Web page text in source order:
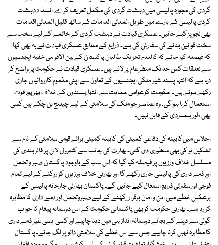
گردی کی مجوزہ پالیسی میں دہشت گردی کی مکمل تعریف کرے، انسداد دہشت
گردی پالیسی کے بارے میں طویل المدتی اقدامات کے ساتھ قلیل المدتی اقدامات
بھی تجویز کیے جائیں۔ عسکری قیادت نے دہشت گردی کے خاتمے کے لیے سخت سے
سخت قوانین بنانے کی سفارش کی ہے۔ ذرایع کے مطابق عسکری قیادت نے یہ بھی کہا
کہ فیصلہ کیا جائے کہ کالعدم تحریک طالبان پاکستان کے بین الاقوامی خفیہ ایجنسیوں
سے تعلقات کس حد تک منظرعام پر لانے ہیں۔ عسکری قیادت نے حکومت پر واضح کر
دیا ہے کہ انتہا پسند غیر ملکی ایجنسیوں کے تعاون سے اپنی مذموم کارروائیاں جاری
رکھے ہوئے ہیں۔ حکومت کو عوامی حمایت سے انتہا پسندوں کے خلاف بھرپور قوت
استعمال کرنا ہو گی۔ وہ عناصر جو ملک کی سلامتی کے لیے چیلنج بن چکے ہیں کسی
بھی طور ہمدردی کے قابل نہیں۔
اجلاس میں کابینہ کی دفاعی کمیٹی کی کابینہ کمیٹی برائے قومی سلامتی کے نام سے
تشکیل نو کی بھی منظوری دی گئی۔ بھارت کی جانب سے کنٹرول لائن پر فائر بندی کی
مسلسل خلاف ورزیوں پر فیصلہ کیا گیا کہ اس سب کے باوجود پاکستان صبر و تحمل
اور ذمے داری کی پالیسی جاری رکھے گا اور بھارتی خلاف ورزیوں کو روکنے کے لیے تمام
فوجی اور سفارتی ذرایع استعال کیے جائیں گے۔ پاکستان بھارتی جارحانہ پالیسی کے
برعکس خطے میں امن و امان برقرار رکھنے کے لیے صبروتحمل اور ذمے داری کا مظاہرہ
کر رہا ہے۔ بھارتی حکومت کو بھی پاکستانی حکومت کے اس دوستانہ پیغام کا جواب
گولی سے دینے کے بجائے دوستانہ انداز ہی میں دینا چاہیے اور کسی ایسی غیر ذمے داری
کا مظاہرہ نہیں کرنا چاہیے جس سے اس خطے کی سلامتی دائو پر لگ جائے۔ پاکستان